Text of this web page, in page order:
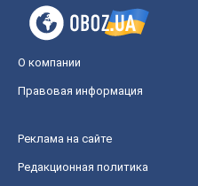
О компании
Правовая информация
Реклама на сайте
Редакционная политика